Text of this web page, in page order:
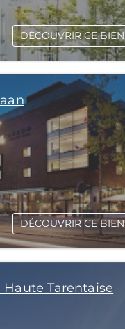
DÉCOUVRIR CE BIEN
DÉCOUVRIR CE BIEN
Tarentaise